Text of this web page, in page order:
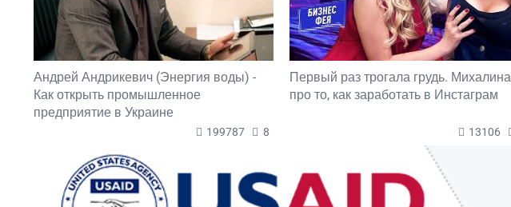
Андрей Андрикевич (Энергия воды) -
Как открыть промышленное
предприятие в Украине
199787 8
Первый раз трогала грудь. Михалина
про то, как заработать в Инстаграм
13106